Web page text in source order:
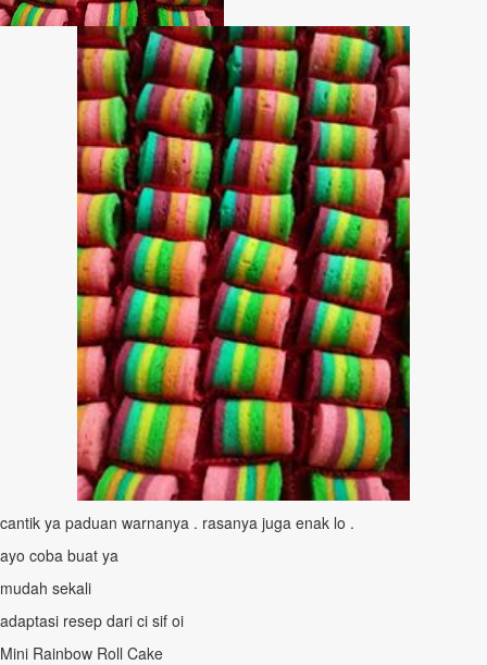
cantik ya paduan warnanya . rasanya juga enak lo .
ayo coba buat ya
mudah sekali
adaptasi resep dari ci sif oi
Mini Rainbow Roll Cake